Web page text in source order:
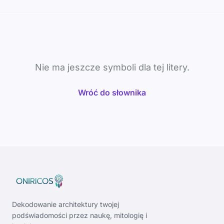
Nie ma jeszcze symboli dla tej litery.
Wróć do słownika
Dekodowanie architektury twojej
podświadomości przez naukę, mitologię i